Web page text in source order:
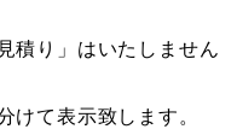
積り」はいたしません
て表示致します。